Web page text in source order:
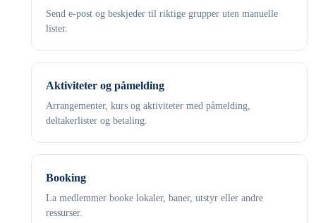
Send e-post og beskjeder til riktige grupper uten manuelle
lister.
Aktiviteter og påmelding
Arrangementer, kurs og aktiviteter med påmelding,
deltakerlister og betaling.
Booking
La medlemmer booke lokaler, baner, utstyr eller andre
ressurser.